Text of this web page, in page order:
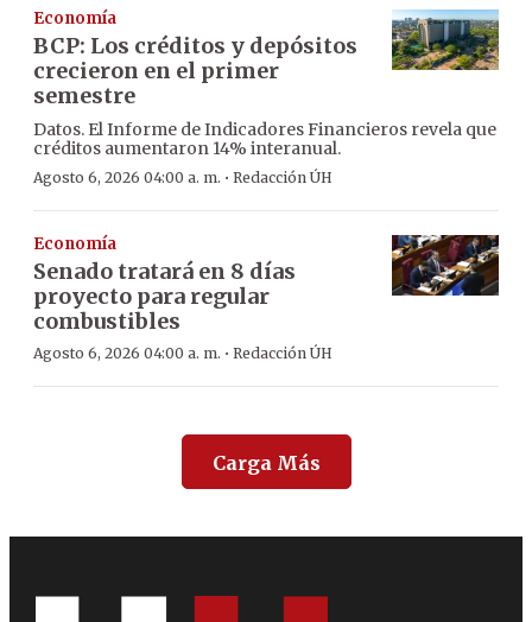
Economía
BCP: Los créditos y depósitos
crecieron en el primer
semestre
Datos. El Informe de Indicadores Financieros revela que
créditos aumentaron 14% interanual.
Agosto 6, 2026 04:00 a. m. · Redacción ÚH
Economía
Senado tratará en 8 días
proyecto para regular
combustibles
Agosto 6, 2026 04:00 a. m. · Redacción ÚH
Carga Más